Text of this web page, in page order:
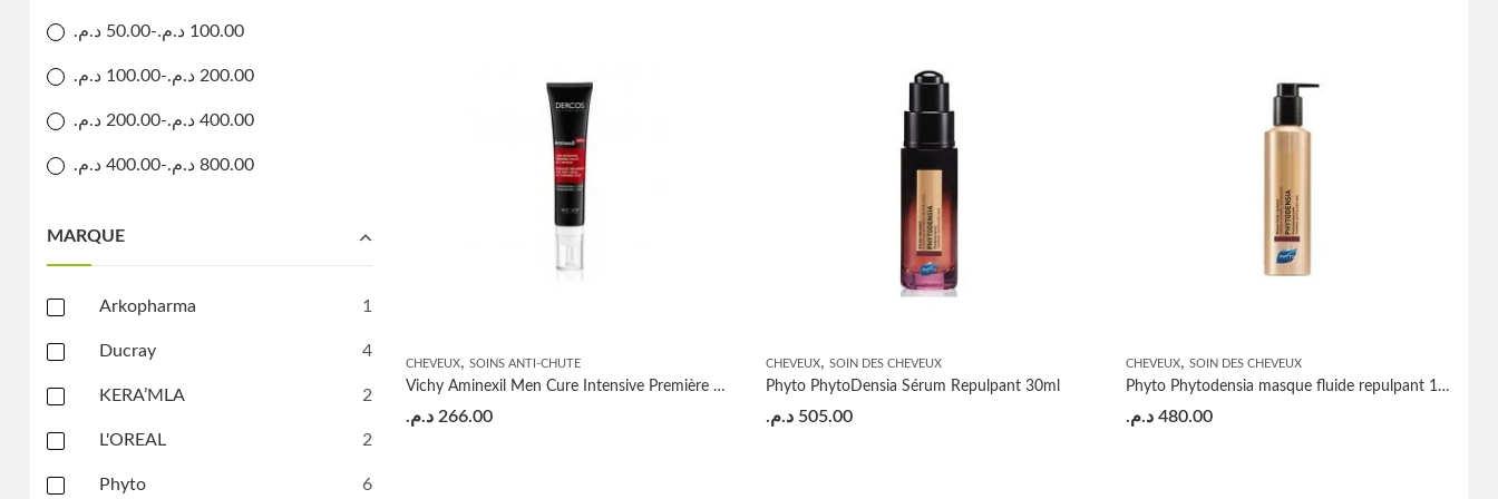
CHEVEUX,SOINS ANTI-CHUTE
Vichy Aminexil Men Cure Intensive Première Chute de cheveux 36ml
266.00 د.م.
CHEVEUX, SOIN DES CHEVEUX
Phyto PhytoDensia Sérum Repulpant 30ml
505.00 د.م.
CHEVEUX, SOIN DES CHEVEUX
Phyto Phytodensia masque fluide repulpant 175ml
480.00 د.م.
50.00 د.م. - 100.00 د.م.
100.00 د.م. - 200.00 د.م.
200.00 د.م. - 400.00 د.م.
400.00 د.م. - 800.00 د.م.
MARQUE
Arkopharma 1
Ducray 4
KERA’MLA 2
L'OREAL 2
Phyto 6